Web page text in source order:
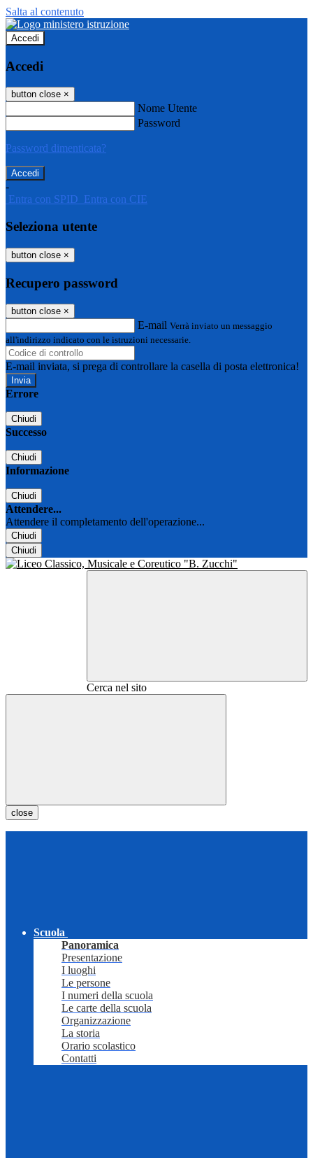
Salta al contenuto
Accedi
Accedi
button close ×
Nome Utente
Password
Password dimenticata?
-
Entra con SPID Entra con CIE
Seleziona utente
button close ×
Recupero password
button close ×
E-mail Verrà inviato un messaggio
all'indirizzo indicato con le istruzioni necessarie.
E-mail inviata, si prega di controllare la casella di posta elettronica!
Errore
Chiudi
Successo
Chiudi
Informazione
Chiudi
Attendere...
Attendere il completamento dell'operazione...
Chiudi
Chiudi
Cerca nel sito
close
Scuola
Panoramica
Presentazione
I luoghi
Le persone
I numeri della scuola
Le carte della scuola
Organizzazione
La storia
Orario scolastico
Contatti